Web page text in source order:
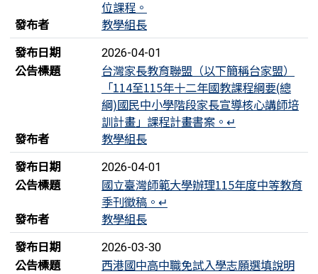
位課程。
發布者
教學組長
發布日期
2026-04-01
公告標題
台灣家長教育聯盟（以下簡稱台家盟）
「114至115年十二年國教課程綱要(總
綱)國民中小學階段家長宣導核心講師培
訓計畫」課程計畫書案。↵
發布者
教學組長
發布日期
2026-04-01
公告標題
國立臺灣師範大學辦理115年度中等教育
季刊徵稿。↵
發布者
教學組長
發布日期
2026-03-30
公告標題
西港國中高中職免試入學志願選填說明